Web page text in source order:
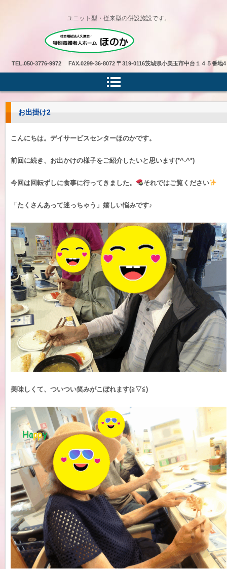
特別養護老人ホームほのか
ユニット型・従来型の併設施設です。
TEL.050-3776-9972 FAX.0299-36-8072 〒319-0116茨城県小美玉市中台１４５番地4
お出掛け2
こんにちは。デイサービスセンターほのかです。
前回に続き、お出かけの様子をご紹介したいと思います(*^-^*)
今回は回転ずしに食事に行ってきました。 それではご覧ください
「たくさんあって迷っちゃう」嬉しい悩みです♪
美味しくて、ついつい笑みがこぼれます(≧▽≦)